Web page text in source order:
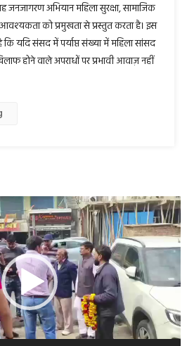
यह जनजागरण अभियान महिला सुरक्षा, सामाजिक
को प्रमुखता से प्रस्तुत करता है। इस
यदि संसद में पर्याप्त संख्या में महिला सांसद
होने वाले अपराधों पर प्रभावी आवाज़ नहीं